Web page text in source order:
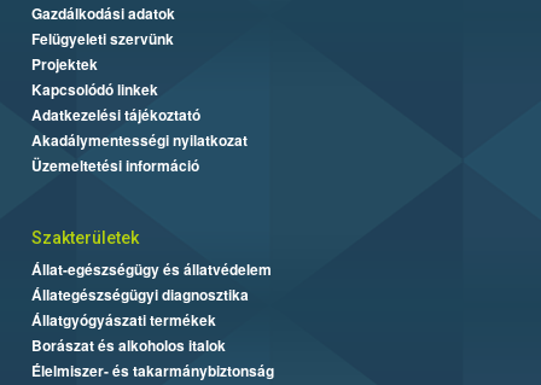
Gazdálkodási adatok
Felügyeleti szervünk
Projektek
Kapcsolódó linkek
Adatkezelési tájékoztató
Akadálymentességi nyilatkozat
Üzemeltetési információ
Szakterületek
Állat-egészségügy és állatvédelem
Állategészségügyi diagnosztika
Állatgyógyászati termékek
Borászat és alkoholos italok
Élelmiszer- és takarmánybiztonság